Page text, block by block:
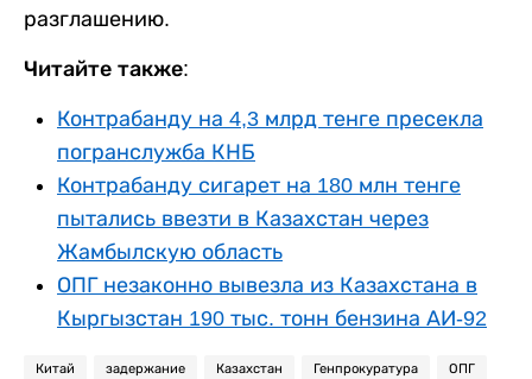
разглашению.
Читайте также:
Контрабанду на 4,3 млрд тенге пресекла
погранслужба КНБ
Контрабанду сигарет на 180 млн тенге
пытались ввезти в Казахстан через
Жамбылскую область
ОПГ незаконно вывезла из Казахстана в
Кыргызстан 190 тыс. тонн бензина АИ-92
Китай задержание Казахстан Генпрокуратура ОПГ